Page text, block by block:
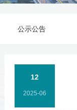
公示公告
12
2025-06